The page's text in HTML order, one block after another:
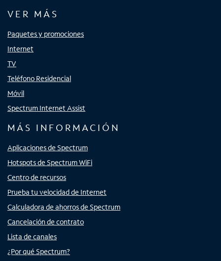
VER MÁS
Paquetes y promociones
Internet
TV
Teléfono Residencial
Móvil
Spectrum Internet Assist
MÁS INFORMACIÓN
Aplicaciones de Spectrum
Hotspots de Spectrum WiFi
Centro de recursos
Prueba tu velocidad de Internet
Calculadora de ahorros de Spectrum
Cancelación de contrato
Lista de canales
¿Por qué Spectrum?